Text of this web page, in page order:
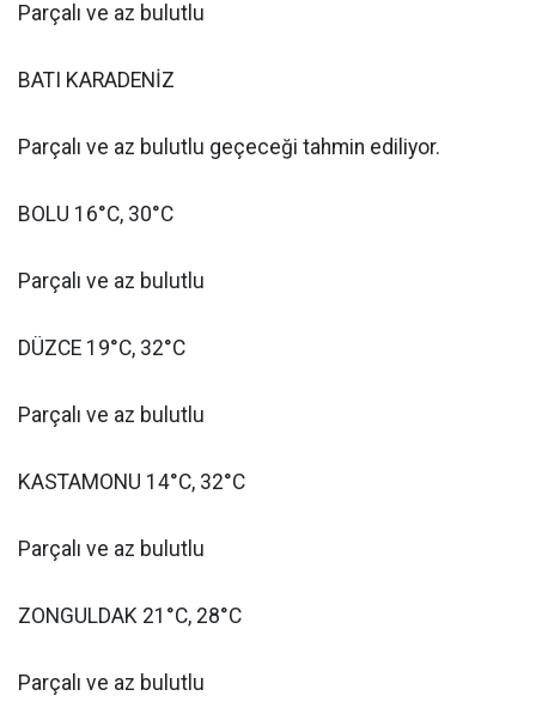
Parçalı ve az bulutlu
BATI KARADENİZ
Parçalı ve az bulutlu geçeceği tahmin ediliyor.
BOLU 16°C, 30°C
Parçalı ve az bulutlu
DÜZCE 19°C, 32°C
Parçalı ve az bulutlu
KASTAMONU 14°C, 32°C
Parçalı ve az bulutlu
ZONGULDAK 21°C, 28°C
Parçalı ve az bulutlu